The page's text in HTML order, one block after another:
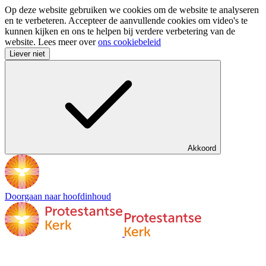
Op deze website gebruiken we cookies om de website te analyseren
en te verbeteren. Accepteer de aanvullende cookies om video's te
kunnen kijken en ons te helpen bij verdere verbetering van de
website. Lees meer overons cookiebeleid
Liever niet
Akkoord
Doorgaan naar hoofdinhoud